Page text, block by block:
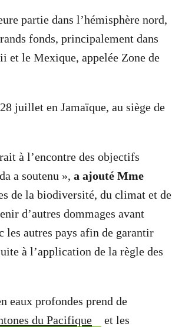
partie dans l’hémisphère nord,
fonds, principalement dans
et le Mexique, appelée Zone de
juillet en Jamaïque, au siège de
à l’encontre des objectifs
a soutenu », a ajouté Mme
de la biodiversité, du climat et de
d’autres dommages avant
les autres pays afin de garantir
à l’application de la règle des
eaux profondes prend de
du Pacifique
et les